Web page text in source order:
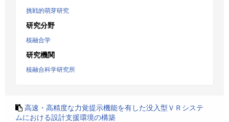
挑戦的萌芽研究
研究分野
核融合学
研究機関
核融合科学研究所
高速・高精度な力覚提示機能を有した没入型ＶＲシステ
ムにおける設計支援環境の構築